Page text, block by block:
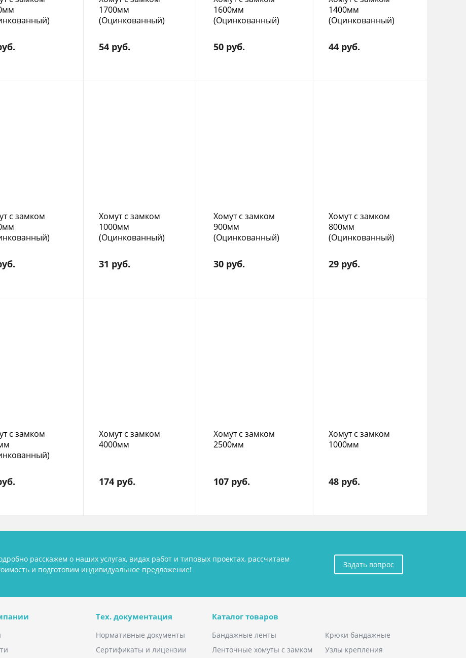
1700мм
(Оцинкованный)
54 руб.
1600мм
(Оцинкованный)
50 руб.
1400мм
(Оцинкованный)
44 руб.
с замком
Хомут с замком
1000мм
(Оцинкованный)
31 руб.
Хомут с замком
900мм
(Оцинкованный)
30 руб.
Хомут с замком
800мм
(Оцинкованный)
29 руб.
с замком
Хомут с замком
4000мм
174 руб.
Хомут с замком
2500мм
107 руб.
Хомут с замком
1000мм
48 руб.
расскажем о наших услугах, видах работ и типовых проектах, рассчитаем
и подготовим индивидуальное предложение!
Задать вопрос
Тех. документация
Нормативные документы
Сертификаты и лицензии
Каталог товаров
Бандажные ленты
Ленточные хомуты с замком
Крюки бандажные
Узлы крепления